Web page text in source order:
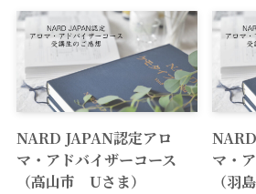
NARD JAPAN認定アロ
マ・アドバイザーコース
（高山市 Uさま）
マ・
（羽